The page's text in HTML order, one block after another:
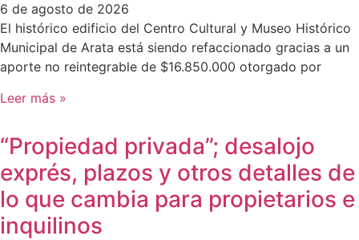
6 de agosto de 2026
El histórico edificio del Centro Cultural y Museo Histórico
Municipal de Arata está siendo refaccionado gracias a un
aporte no reintegrable de $16.850.000 otorgado por
Leer más »
“Propiedad privada”; desalojo
exprés, plazos y otros detalles de
lo que cambia para propietarios e
inquilinos